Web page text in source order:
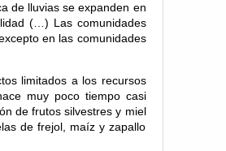
de lluvias se expanden en
(…) Las comunidades
en las comunidades
limitados a los recursos
muy poco tiempo casi
de frutos silvestres y miel
de frejol, maíz y zapallo